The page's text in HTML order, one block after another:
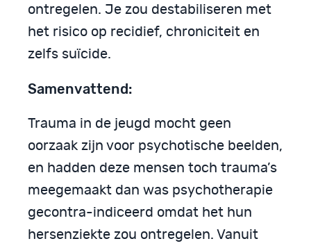
ontregelen. Je zou destabiliseren met
het risico op recidief, chroniciteit en
zelfs suïcide.
Samenvattend:
Trauma in de jeugd mocht geen
oorzaak zijn voor psychotische beelden,
en hadden deze mensen toch trauma’s
meegemaakt dan was psychotherapie
gecontra-indiceerd omdat het hun
hersenziekte zou ontregelen. Vanuit